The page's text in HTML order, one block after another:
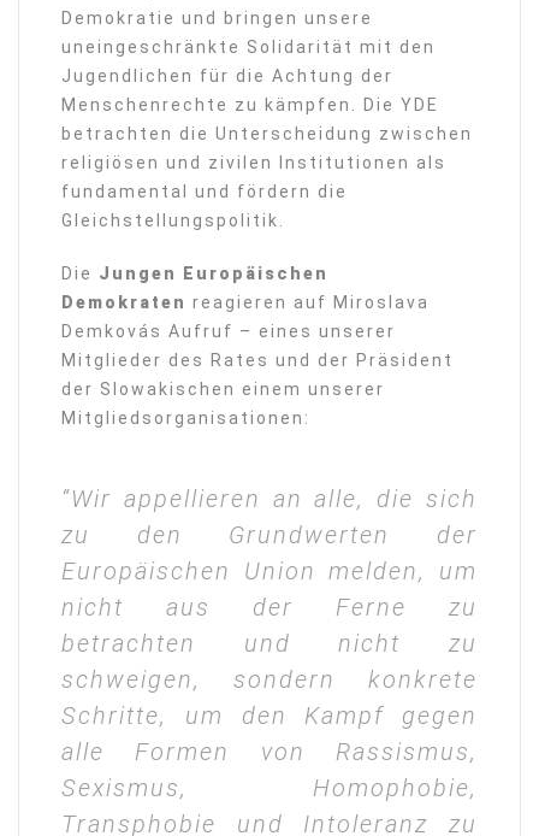
Demokratie und bringen unsere
uneingeschränkte Solidarität mit den
Jugendlichen für die Achtung der
Menschenrechte zu kämpfen. Die YDE
betrachten die Unterscheidung zwischen
religiösen und zivilen Institutionen als
fundamental und fördern die
Gleichstellungspolitik.
Die Jungen Europäischen
Demokraten reagieren auf Miroslava
Demkovás Aufruf – eines unserer
Mitglieder des Rates und der Präsident
der Slowakischen einem unserer
Mitgliedsorganisationen:
“Wir appellieren an alle, die sich
zu den Grundwerten der
Europäischen Union melden, um
nicht aus der Ferne zu
betrachten und nicht zu
schweigen, sondern konkrete
Schritte, um den Kampf gegen
alle Formen von Rassismus,
Sexismus, Homophobie,
Transphobie und Intoleranz zu